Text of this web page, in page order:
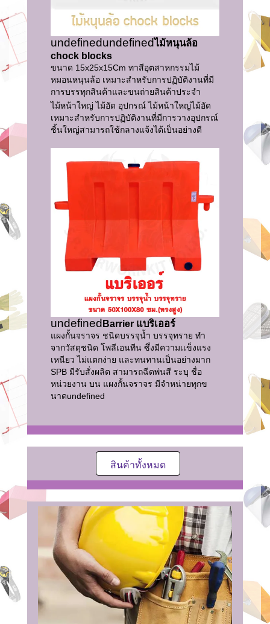
undefinedundefinedไม้หนุนล้อ
chock blocks
ขนาด 15x25x15Cm ทาสีอุตสาหกรรมไม้
หมอนหนุนล้อ เหมาะสำหรับการปฏิบัติงานที่มี
การบรรทุกสินค้าและขนถ่ายสินค้าประจำ
ไม้หน้าใหญ่ ไม้อัด อุปกรณ์ ไม้หน้าใหญ่ไม้อัด
เหมาะสำหรับการปฏิบัติงานที่มีการวางอุปกรณ์
ชิ้นใหญ่สามารถใช้กลางแจ้งได้เป็นอย่างดี
undefinedBarrier แบริเออร์
แผงกั้นจราจร ชนิดบรรจุน้ำ บรรจุทราย ทำ
จากวัสดุชนิด โพลีเอนทีน ซึ่งมีความเเข็งแรง
เหนียว ไม่แตกง่าย และทนทานเป็นอย่างมาก
SPB มีรับสั่งผลิต สามารถฉีดพ่นสี ระบุ ชื่อ
หน่วยงาน บน แผงกั้นจราจร มีจำหน่ายทุกข
นาดundefined
สินค้าทั้งหมด